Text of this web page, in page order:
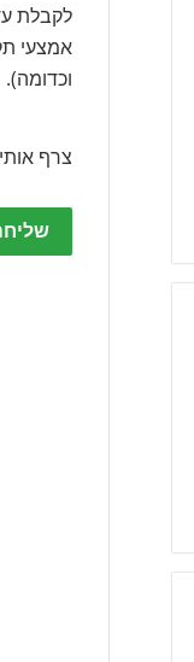
לקבלת
וכדומה).
צרף
Please
leave